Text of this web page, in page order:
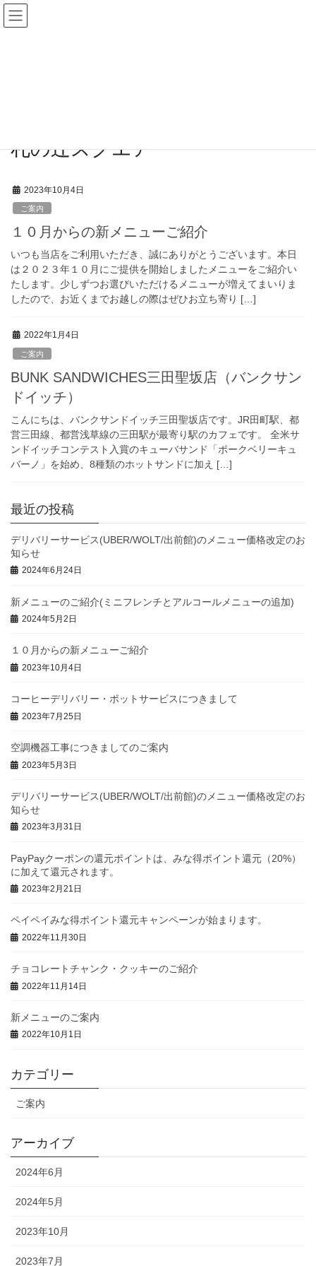
コ
ン
ナ
ビ
札の辻スクエア
2023年10月4日
ご案内
１０月からの新メニューご紹介
いつも当店をご利用いただき、誠にありがとうございます。本日
は２０２３年１０月にご提供を開始しましたメニューをご紹介い
たします。少しずつお選びいただけるメニューが増えてまいりま
したので、お近くまでお越しの際はぜひお立ち寄り […]
2022年1月4日
ご案内
BUNK SANDWICHES三田聖坂店（バンクサン
ドイッチ）
こんにちは、バンクサンドイッチ三田聖坂店です。JR田町駅、都
営三田線、都営浅草線の三田駅が最寄り駅のカフェです。 全米サ
ンドイッチコンテスト入賞のキューバサンド「ポークベリーキュ
バーノ」を始め、8種類のホットサンドに加え […]
最近の投稿
デリバリーサービス(UBER/WOLT/出前館)のメニュー価格改定のお
知らせ
2024年6月24日
新メニューのご紹介(ミニフレンチとアルコールメニューの追加)
2024年5月2日
１０月からの新メニューご紹介
2023年10月4日
コーヒーデリバリー・ポットサービスにつきまして
2023年7月25日
空調機器工事につきましてのご案内
2023年5月3日
デリバリーサービス(UBER/WOLT/出前館)のメニュー価格改定のお
知らせ
2023年3月31日
PayPayクーポンの還元ポイントは、みな得ポイント還元（20%）
に加えて還元されます。
2023年2月21日
ペイペイみな得ポイント還元キャンペーンが始まります。
2022年11月30日
チョコレートチャンク・クッキーのご紹介
2022年11月14日
新メニューのご案内
2022年10月1日
カテゴリー
ご案内
アーカイブ
2024年6月
2024年5月
2023年10月
2023年7月